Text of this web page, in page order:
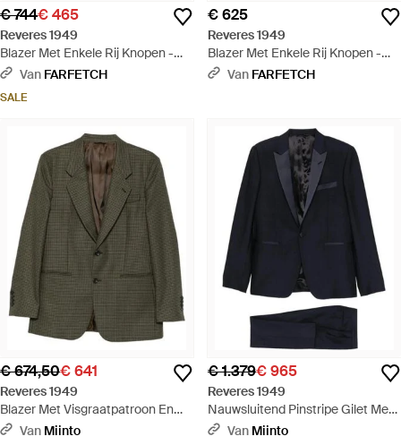
€ 744€ 465
Reveres 1949
Blazer Met Enkele Rij Knopen -
Zwart
Van FARFETCH
SALE
€ 625
Reveres 1949
Blazer Met Enkele Rij Knopen -
Blauw
Van FARFETCH
€ 674,50€ 641
Reveres 1949
Blazer Met Visgraatpatroon En
Enkele Rij Knopen - Groen
Van Miinto
€ 1.379€ 965
Reveres 1949
Nauwsluitend Pinstripe Gilet Met
Enkele Rij Knopen - Blauw
Van Miinto